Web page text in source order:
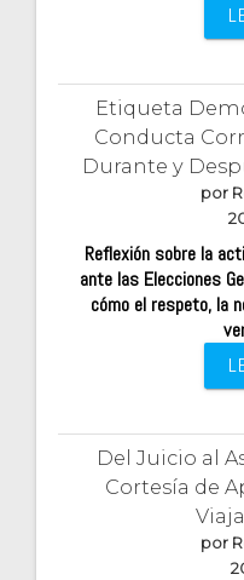
Etiqueta
Conducta
Durante y
por
Reflexión sobre la
ante las Elecciones
cómo el respeto, la
Del Juicio al
Cortesía de
por